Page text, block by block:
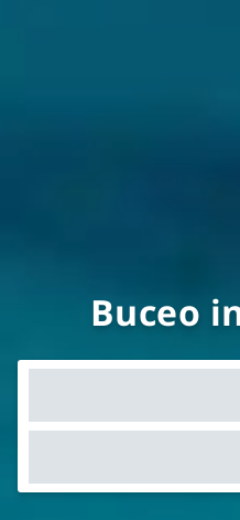
Buceo